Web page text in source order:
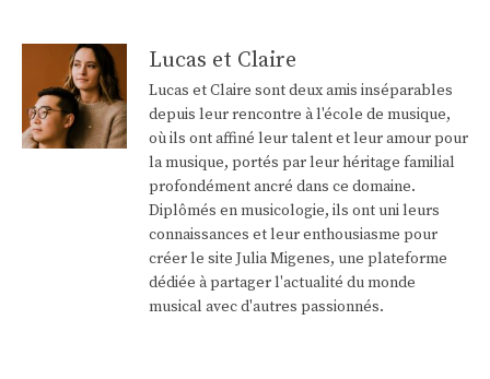
Lucas et Claire
Lucas et Claire sont deux amis inséparables
depuis leur rencontre à l'école de musique,
où ils ont affiné leur talent et leur amour pour
la musique, portés par leur héritage familial
profondément ancré dans ce domaine.
Diplômés en musicologie, ils ont uni leurs
connaissances et leur enthousiasme pour
créer le site Julia Migenes, une plateforme
dédiée à partager l'actualité du monde
musical avec d'autres passionnés.